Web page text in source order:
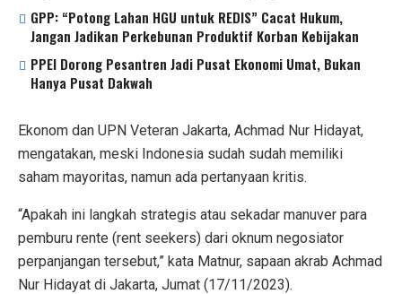
GPP: “Potong Lahan HGU untuk REDIS” Cacat Hukum,
Jangan Jadikan Perkebunan Produktif Korban Kebijakan
PPEI Dorong Pesantren Jadi Pusat Ekonomi Umat, Bukan
Hanya Pusat Dakwah
Ekonom dan UPN Veteran Jakarta, Achmad Nur Hidayat,
mengatakan, meski Indonesia sudah sudah memiliki
saham mayoritas, namun ada pertanyaan kritis.
“Apakah ini langkah strategis atau sekadar manuver para
pemburu rente (rent seekers) dari oknum negosiator
perpanjangan tersebut,” kata Matnur, sapaan akrab Achmad
Nur Hidayat di Jakarta, Jumat (17/11/2023).